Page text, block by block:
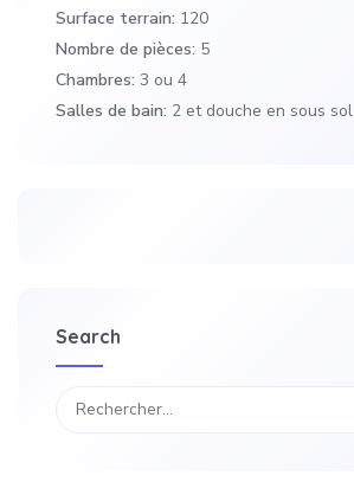
Surface terrain: 120
Nombre de pièces: 5
Chambres: 3 ou 4
Salles de bain: 2 et douche en sous sol
Search